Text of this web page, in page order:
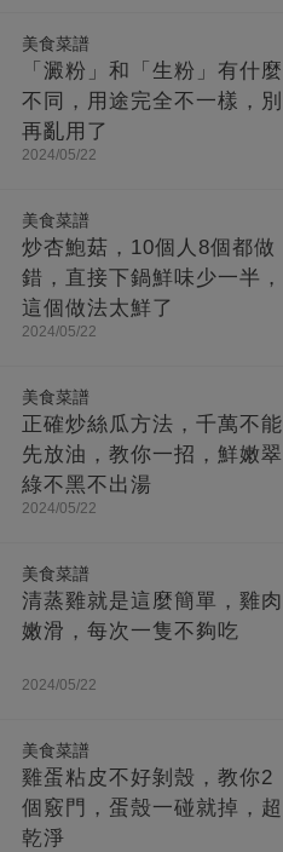
美食菜譜
「澱粉」和「生粉」有什麼
不同，用途完全不一樣，別
再亂用了
2024/05/22
美食菜譜
炒杏鮑菇，10個人8個都做
錯，直接下鍋鮮味少一半，
這個做法太鮮了
2024/05/22
美食菜譜
正確炒絲瓜方法，千萬不能
先放油，教你一招，鮮嫩翠
綠不黑不出湯
2024/05/22
美食菜譜
清蒸雞就是這麼簡單，雞肉
嫩滑，每次一隻不夠吃
2024/05/22
美食菜譜
雞蛋粘皮不好剝殼，教你2
個竅門，蛋殼一碰就掉，超
乾淨